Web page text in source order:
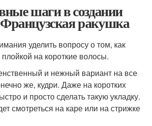
шаги в создании
ракушка
уделить вопросу о том, как
плойкой на короткие волосы.
и нежный вариант на все
же, кудри. Даже на коротких
и просто сделать такую укладку.
смотреться на каре или на стрижке